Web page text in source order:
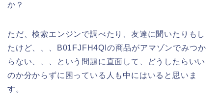
か？
ただ、検索エンジンで調べたり、友達に聞いたりもし
たけど、、、B01FJFH4QIの商品がアマゾンでみつか
らない、、、という問題に直面して、どうしたらいい
のか分からずに困っている人も中にはいると思いま
す。